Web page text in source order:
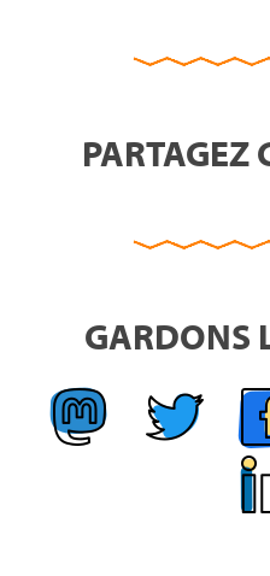
PARTAGEZ
GARDONS